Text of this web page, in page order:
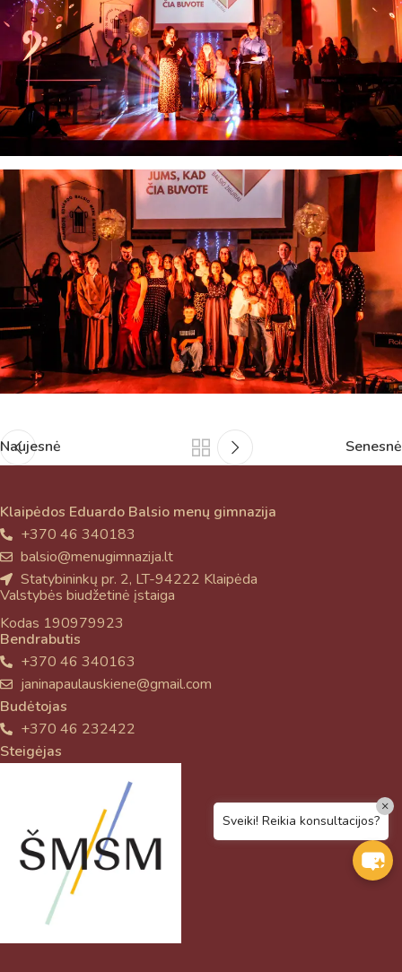
Naujesnė Senesnė
Klaipėdos Eduardo Balsio menų gimnazija
+370 46 340183
balsio@menugimnazija.lt
Statybininkų pr. 2, LT-94222 Klaipėda
Valstybės biudžetinė įstaiga
Kodas 190979923
Bendrabutis
+370 46 340163
janinapaulauskiene@gmail.com
Budėtojas
+370 46 232422
Steigėjas
Sveiki! Reikia konsultacijos?
×